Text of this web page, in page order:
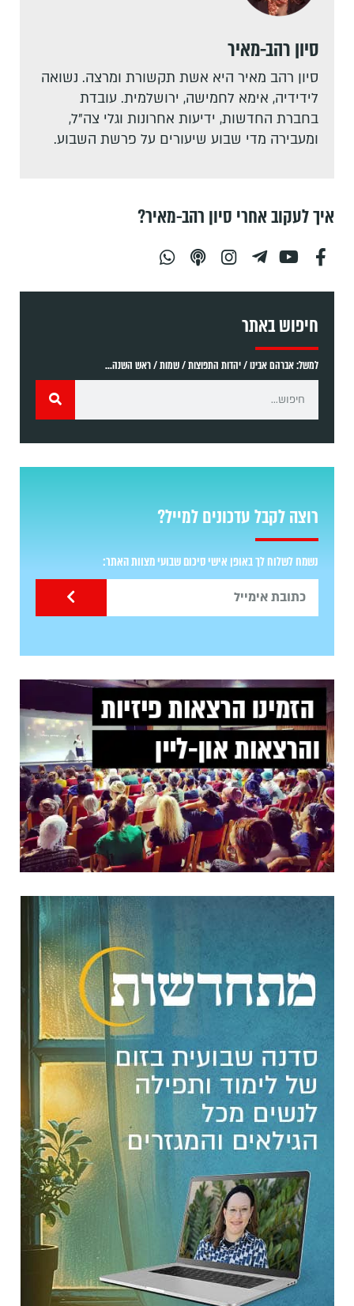
סיון רהב-מאיר
סיון רהב מאיר היא אשת תקשורת ומרצה. נשואה
לידידיה, אימא לחמישה, ירושלמית. עובדת
בחברת החדשות, ידיעות אחרונות וגלי צה"ל,
ומעבירה מדי שבוע שיעורים על פרשת השבוע.
איך לעקוב אחרי סיון רהב-מאיר?
חיפוש באתר
למשל: אברהם אבינו / יהדות התפוצות / שמות / ראש השנה...
רוצה לקבל עדכונים למייל?
נשמח לשלוח לך באופן אישי סיכום שבועי מצוות האתר: